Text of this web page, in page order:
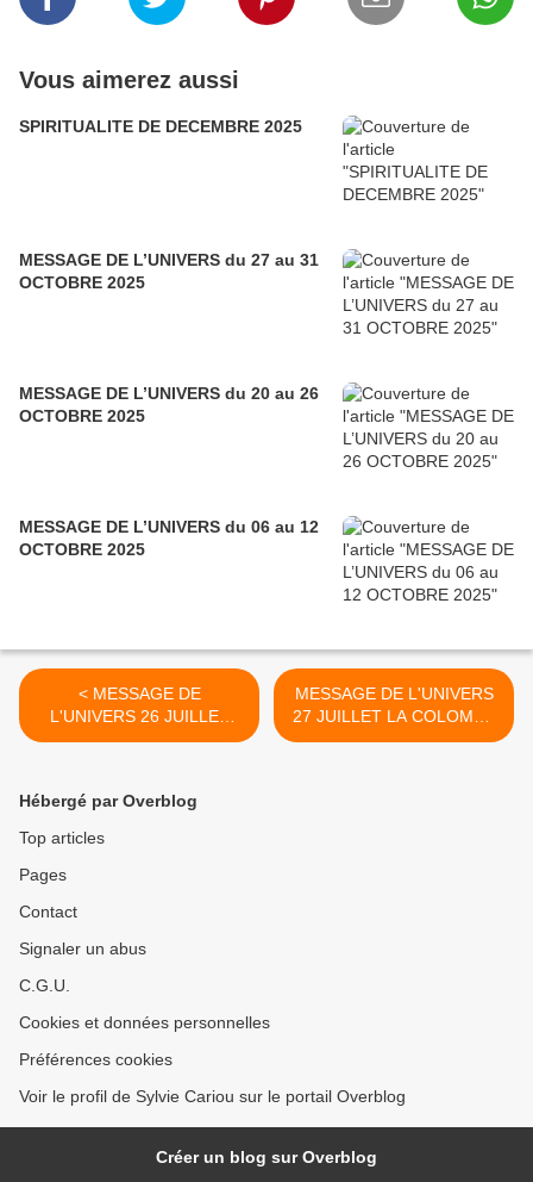
Vous aimerez aussi
SPIRITUALITE DE DECEMBRE 2025
MESSAGE DE L’UNIVERS du 27 au 31
OCTOBRE 2025
MESSAGE DE L’UNIVERS du 20 au 26
OCTOBRE 2025
MESSAGE DE L’UNIVERS du 06 au 12
OCTOBRE 2025
< MESSAGE DE
L'UNIVERS 26 JUILLET
2021 LES MAINS NOUS
AUTHENTIQUE
MESSAGE DE L'UNIVERS
27 JUILLET LA COLOMBE
EST ME MESSAGER DE
Hébergé par Overblog
Top articles
Pages
Contact
Signaler un abus
C.G.U.
Cookies et données personnelles
Préférences cookies
Voir le profil de Sylvie Cariou sur le portail Overblog
Créer un blog sur Overblog